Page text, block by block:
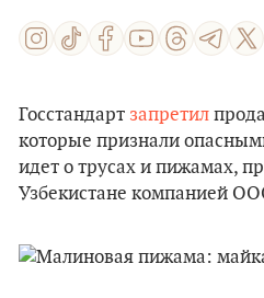
Госстандарт запретил
которые признали
идет о трусах и пижамах,
Узбекистане компанией